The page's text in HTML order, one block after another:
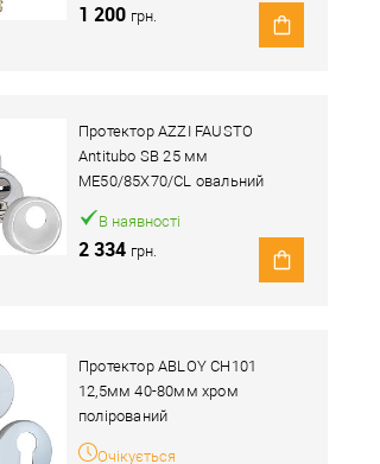
1 200 грн.
Протектор AZZI FAUSTO
Antitubo SB 25 мм
ME50/85X70/CL овальний
широкий хром полірований
В наявності
2 334 грн.
Протектор ABLOY CH101
12,5мм 40-80мм хром
полірований
Очікується